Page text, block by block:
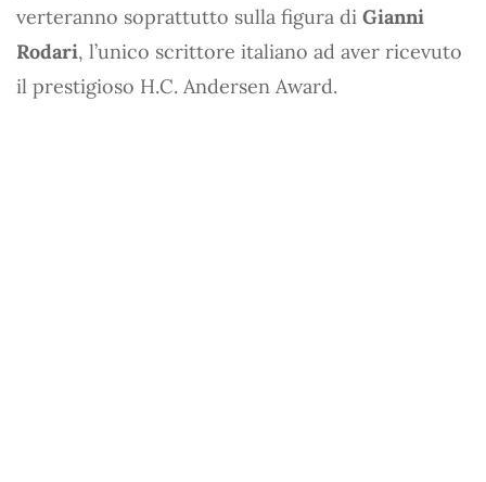
verteranno soprattutto sulla figura di Gianni
Rodari, l’unico scrittore italiano ad aver ricevuto
il prestigioso H.C. Andersen Award.